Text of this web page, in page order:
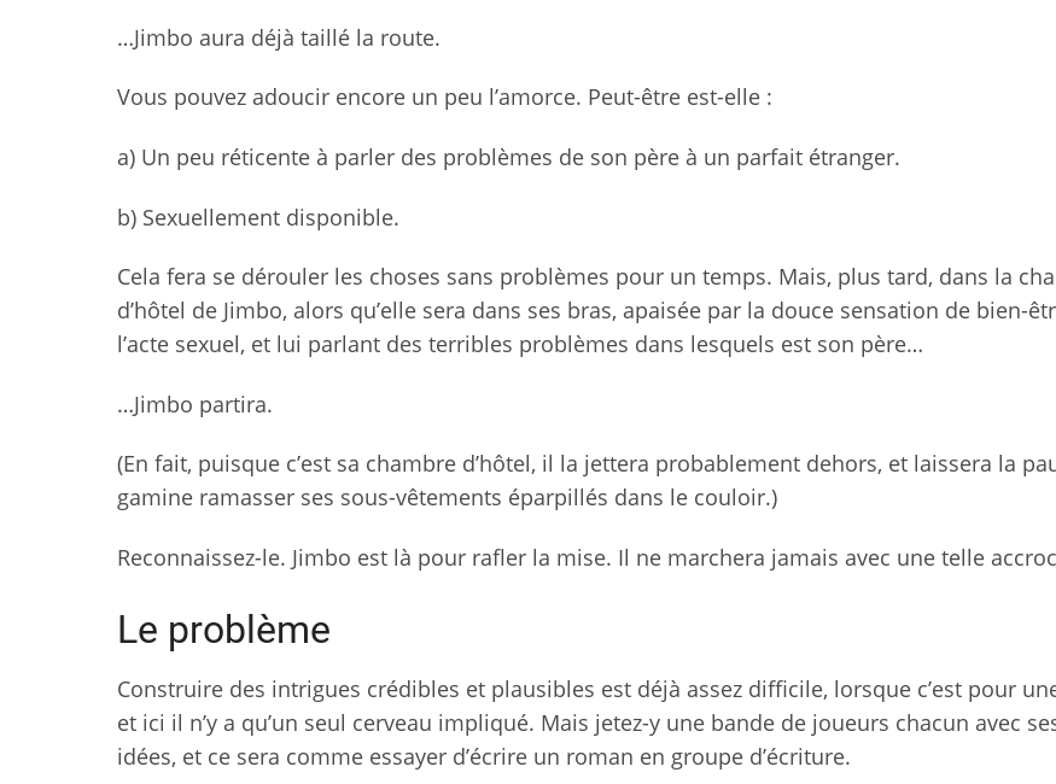
…Jimbo aura déjà taillé la route.
Vous pouvez adoucir encore un peu l’amorce. Peut-être est-elle :
a) Un peu réticente à parler des problèmes de son père à un parfait étranger.
b) Sexuellement disponible.
Cela fera se dérouler les choses sans problèmes pour un temps. Mais, plus tard, dans la
d’hôtel de Jimbo, alors qu’elle sera dans ses bras, apaisée par la douce sensation de bien-
l’acte sexuel, et lui parlant des terribles problèmes dans lesquels est son père…
…Jimbo partira.
(En fait, puisque c’est sa chambre d’hôtel, il la jettera probablement dehors, et laissera la
gamine ramasser ses sous-vêtements éparpillés dans le couloir.)
Reconnaissez-le. Jimbo est là pour rafler la mise. Il ne marchera jamais avec une telle
Le problème
Construire des intrigues crédibles et plausibles est déjà assez difficile, lorsque c’est pour
et ici il n’y a qu’un seul cerveau impliqué. Mais jetez-y une bande de joueurs chacun avec
idées, et ce sera comme essayer d’écrire un roman en groupe d’écriture.